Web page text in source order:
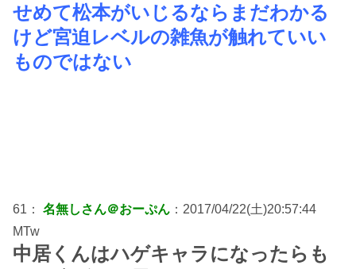
せめて松本がいじるならまだわかる
けど宮迫レベルの雑魚が触れていい
ものではない
61： 名無しさん＠おーぷん ：2017/04/22(土)20:57:44
MTw
中居くんはハゲキャラになったらも